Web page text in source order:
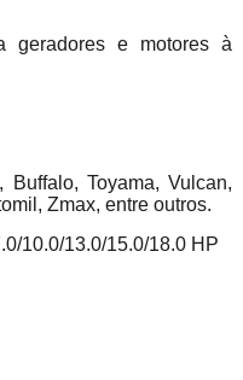
geradores e motores à
Buffalo, Toyama, Vulcan,
Zmax, entre outros.
10.0/13.0/15.0/18.0 HP